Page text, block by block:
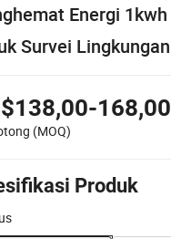
Energi
Survei Lingkungan
168,00
(MOQ)
Produk